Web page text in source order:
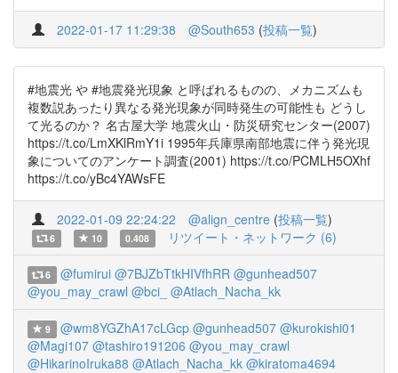
2022-01-17 11:29:38 @South653 (投稿一覧)
#地震光 や #地震発光現象 と呼ばれるものの、メカニズムも
複数説あったり異なる発光現象が同時発生の可能性も どうし
て光るのか？ 名古屋大学 地震火山・防災研究センター(2007)
https://t.co/LmXKlRmY1i 1995年兵庫県南部地震に伴う発光現
象についてのアンケート調査(2001) https://t.co/PCMLH5OXhf
https://t.co/yBc4YAWsFE
2022-01-09 22:24:22 @align_centre (投稿一覧)
6 10 0.408 リツイート・ネットワーク (6)
6 @fumirui @7BJZbTtkHIVfhRR @gunhead507
@you_may_crawl @bci_ @Atlach_Nacha_kk
9 @wm8YGZhA17cLGcp @gunhead507 @kurokishi01
@Magi107 @tashiro191206 @you_may_crawl
@HikarinoIruka88 @Atlach_Nacha_kk @kiratoma4694